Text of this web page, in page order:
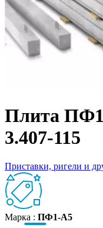
Плита
3.407‑115
Приставки, ригели и
Марка : ПФ1‑А5